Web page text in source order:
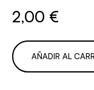
2,00 €
AÑADIR AL